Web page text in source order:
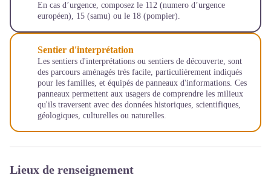
En cas d’urgence, composez le 112 (numero d’urgence
européen), 15 (samu) ou le 18 (pompier).
Sentier d'interprétation
Les sentiers d'interprétations ou sentiers de découverte, sont
des parcours aménagés très facile, particulièrement indiqués
pour les familles, et équipés de panneaux d'informations. Ces
panneaux permettent aux usagers de comprendre les milieux
qu'ils traversent avec des données historiques, scientifiques,
géologiques, culturelles ou naturelles.
Lieux de renseignement